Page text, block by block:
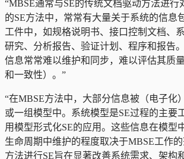
“MBSE通常与SE的传统文档驱动方法进行
的SE方法中，常常有大量关于系统的信息
工件中，如规格说明书、接口控制文档、
研究、分析报告、验证计划、程序和报告
信息常常难以维护和同步，难以评估其质
和一致性）。”
“在MBSE方法中，大部分信息被（电子化
或一组模型中。系统模型是SE过程的主要
用模型形式化SE的应用。这些信息在模型
生命周期中维护的程度取决于MBSE工作
方法进行SE旨在显著改善系统需求、架构